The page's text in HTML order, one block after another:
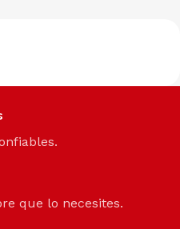
que lo necesites.